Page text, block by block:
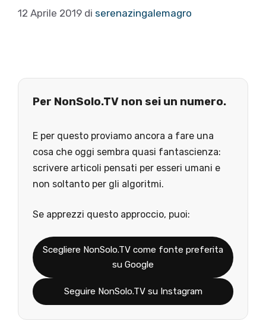
12 Aprile 2019 di serenazingalemagro
Per NonSolo.TV non sei un numero.
E per questo proviamo ancora a fare una
cosa che oggi sembra quasi fantascienza:
scrivere articoli pensati per esseri umani e
non soltanto per gli algoritmi.
Se apprezzi questo approccio, puoi:
Scegliere NonSolo.TV come fonte preferita
su Google
Seguire NonSolo.TV su Instagram